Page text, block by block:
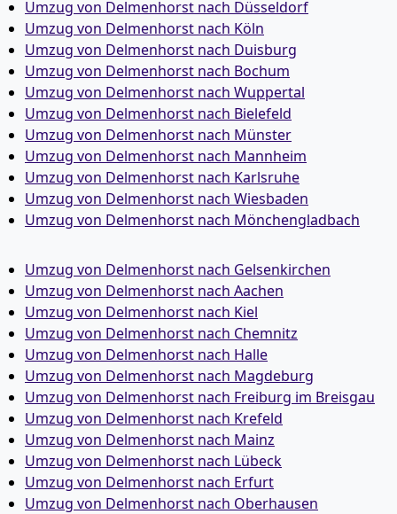
Umzug von Delmenhorst nach Düsseldorf
Umzug von Delmenhorst nach Köln
Umzug von Delmenhorst nach Duisburg
Umzug von Delmenhorst nach Bochum
Umzug von Delmenhorst nach Wuppertal
Umzug von Delmenhorst nach Bielefeld
Umzug von Delmenhorst nach Münster
Umzug von Delmenhorst nach Mannheim
Umzug von Delmenhorst nach Karlsruhe
Umzug von Delmenhorst nach Wiesbaden
Umzug von Delmenhorst nach Mönchen­gladbach
Umzug von Delmenhorst nach Gelsenkirchen
Umzug von Delmenhorst nach Aachen
Umzug von Delmenhorst nach Kiel
Umzug von Delmenhorst nach Chemnitz
Umzug von Delmenhorst nach Halle
Umzug von Delmenhorst nach Magdeburg
Umzug von Delmenhorst nach Freiburg im Breisgau
Umzug von Delmenhorst nach Krefeld
Umzug von Delmenhorst nach Mainz
Umzug von Delmenhorst nach Lübeck
Umzug von Delmenhorst nach Erfurt
Umzug von Delmenhorst nach Oberhausen